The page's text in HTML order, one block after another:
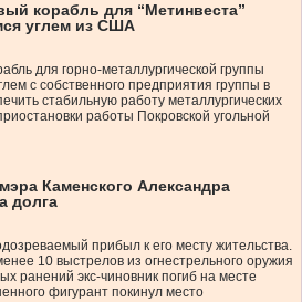
корабль для “Метинвеста”
углем из США
для горно-металлургической группы
с собственного предприятия группы в
стабильную работу металлургических
работы Покровской угольной
Каменского Александра
долга
прибыл к его месту жительства.
10 выстрелов из огнестрельного оружия
ранений экс-чиновник погиб на месте
фигурант покинул место